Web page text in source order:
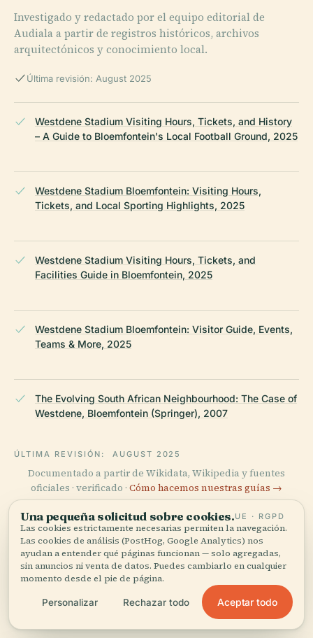
Investigado y redactado por el equipo editorial de
Audiala a partir de registros históricos, archivos
arquitectónicos y conocimiento local.
Última revisión: August 2025
Westdene Stadium Visiting Hours, Tickets, and History
– A Guide to Bloemfontein's Local Football Ground, 2025
Westdene Stadium Bloemfontein: Visiting Hours,
Tickets, and Local Sporting Highlights, 2025
Westdene Stadium Visiting Hours, Tickets, and
Facilities Guide in Bloemfontein, 2025
Westdene Stadium Bloemfontein: Visitor Guide, Events,
Teams & More, 2025
The Evolving South African Neighbourhood: The Case of
Westdene, Bloemfontein (Springer), 2007
ÚLTIMA REVISIÓN: AUGUST 2025
Documentado a partir de Wikidata, Wikipedia y fuentes
oficiales · verificado · Cómo hacemos nuestras guías →
Explora la zona
Ve Estadio Westdene en el
mapa y descubre qué hay
cerca.
Ver mapa
Una pequeña solicitud sobre cookies.UE · RGPD
Las cookies estrictamente necesarias permiten la navegación.
Las cookies de análisis (PostHog, Google Analytics) nos
ayudan a entender qué páginas funcionan — solo agregadas,
sin anuncios ni venta de datos. Puedes cambiarlo en cualquier
momento desde el pie de página.
Personalizar Rechazar todo Aceptar todo